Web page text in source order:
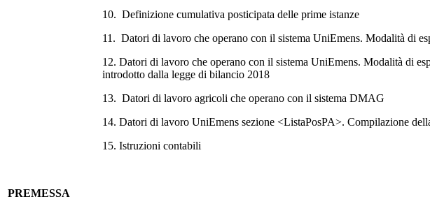
10. Definizione cumulativa posticipata delle prime istanze
11. Datori di lavoro che operano con il sistema UniEmens. Modalità di
12. Datori di lavoro che operano con il sistema UniEmens. Modalità di
introdotto dalla legge di bilancio 2018
13. Datori di lavoro agricoli che operano con il sistema DMAG
14. Datori di lavoro UniEmens sezione <ListaPosPA>. Compilazione
15. Istruzioni contabili
PREMESSA